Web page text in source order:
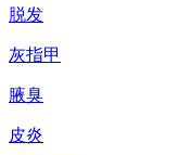
脱发
灰指甲
腋臭
皮炎